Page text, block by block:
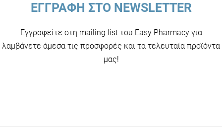
ΕΓΓΡΑΦΗ ΣΤΟ NEWSLETTER
Εγγραφείτε στη mailing list του Easy Pharmacy για
λαμβάνετε άμεσα τις προσφορές και τα τελευταία προϊόντα
μας!